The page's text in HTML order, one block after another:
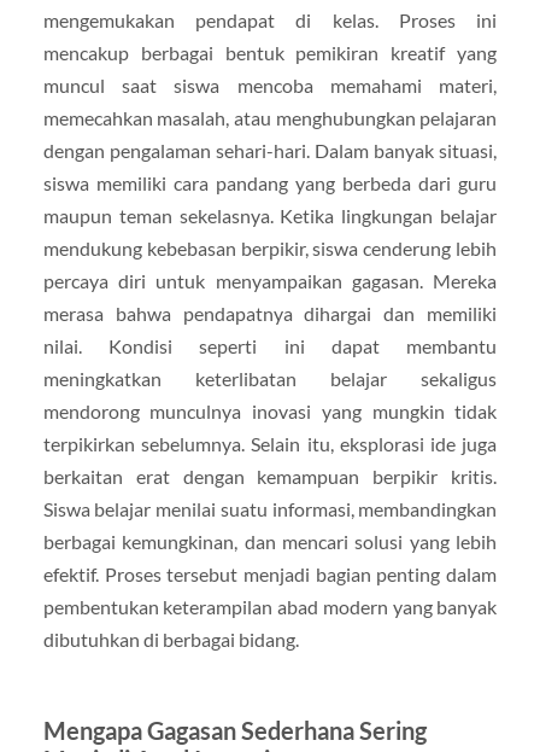
mengemukakan pendapat di kelas. Proses ini
mencakup berbagai bentuk pemikiran kreatif yang
muncul saat siswa mencoba memahami materi,
memecahkan masalah, atau menghubungkan pelajaran
dengan pengalaman sehari-hari. Dalam banyak situasi,
siswa memiliki cara pandang yang berbeda dari guru
maupun teman sekelasnya. Ketika lingkungan belajar
mendukung kebebasan berpikir, siswa cenderung lebih
percaya diri untuk menyampaikan gagasan. Mereka
merasa bahwa pendapatnya dihargai dan memiliki
nilai. Kondisi seperti ini dapat membantu
meningkatkan keterlibatan belajar sekaligus
mendorong munculnya inovasi yang mungkin tidak
terpikirkan sebelumnya. Selain itu, eksplorasi ide juga
berkaitan erat dengan kemampuan berpikir kritis.
Siswa belajar menilai suatu informasi, membandingkan
berbagai kemungkinan, dan mencari solusi yang lebih
efektif. Proses tersebut menjadi bagian penting dalam
pembentukan keterampilan abad modern yang banyak
dibutuhkan di berbagai bidang.
Mengapa Gagasan Sederhana Sering